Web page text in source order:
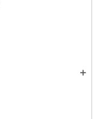
add